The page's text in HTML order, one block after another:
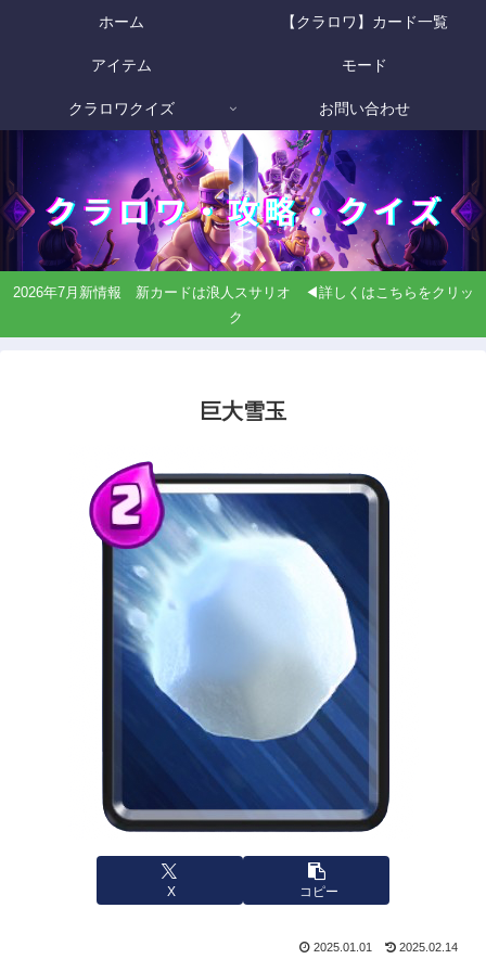
ホーム 【クラロワ】カード一覧
アイテム モード
クラロワクイズ お問い合わせ
2026年7月新情報 新カードは浪人スサリオ ◀詳しくはこちらをクリッ
ク
巨大雪玉
X コピー
2025.01.01 2025.02.14